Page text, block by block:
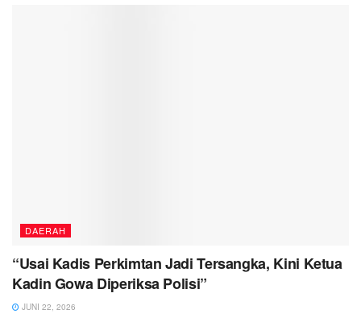
DAERAH
“Usai Kadis Perkimtan Jadi Tersangka, Kini Ketua
Kadin Gowa Diperiksa Polisi”
JUNI 22, 2026